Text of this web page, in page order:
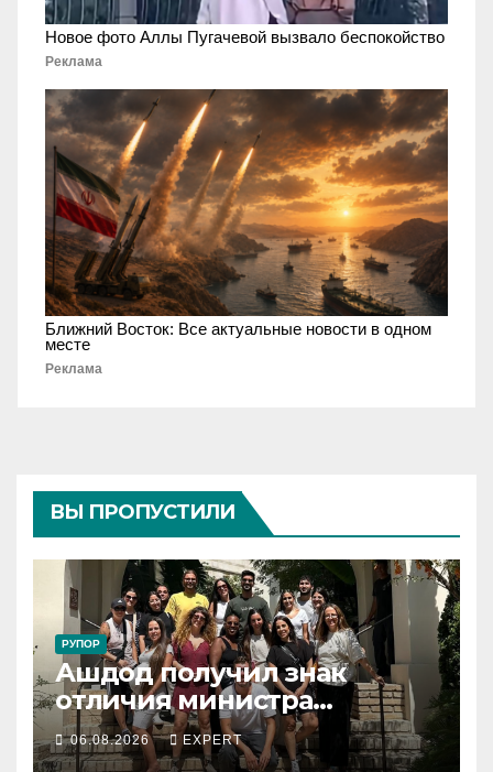
Новое фото Аллы Пугачевой вызвало беспокойство
Реклама
Ближний Восток: Все актуальные новости в одном
месте
Реклама
ВЫ ПРОПУСТИЛИ
РУПОР
Ашдод получил знак
отличия министра
обороны за поддержку
резервистов
06.08.2026 EXPERT